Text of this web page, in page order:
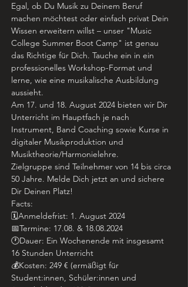
Egal, ob Du Musik zu Deinem Beruf
machen möchtest oder einfach privat Dein
Wissen erweitern willst – unser "Music
College Summer Boot Camp" ist genau
das Richtige für Dich. Tauche ein in ein
professionelles Workshop-Format und
lerne, wie eine musikalische Ausbildung
aussieht.
Am 17. und 18. August 2024 bieten wir Dir
Unterricht im Hauptfach je nach
Instrument, Band Coaching sowie Kurse in
digitaler Musikproduktion und
Musiktheorie/Harmonielehre.
Zielgruppe sind Teilnehmer von 14 bis circa
50 Jahre. Melde Dich jetzt an und sichere
Dir Deinen Platz!
Facts:
🗓Anmeldefrist: 1. August 2024
📅Termine: 17.08. & 18.08.2024
🕐Dauer: Ein Wochenende mit insgesamt
16 Stunden Unterricht
💰Kosten: 249 € (ermäßigt für
Student:innen, Schüler:innen und